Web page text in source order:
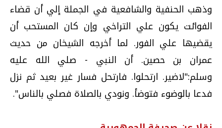
وذهب الحنفية والشافعية في الجملة إلي أن قضاء
الفوائت يكون علي التراخي وإن كان المستحب أن
يقضيها علي الفور. لما أخرجه الشيخان من حديث
عمران بن حصين. أن النبي - صلي الله عليه
وسلم:"لاضير. ارتحلوا. فارتحل فسار غير بعيد ثم نزل
فدعا بالوضوء فتوضأ. ونودي بالصلاة فصلي بالناس".